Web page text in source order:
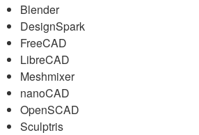
Blender
DesignSpark
FreeCAD
LibreCAD
Meshmixer
nanoCAD
OpenSCAD
Sculptris